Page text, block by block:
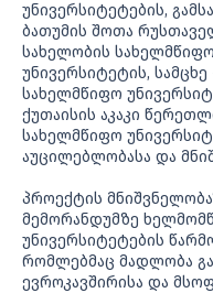
უნივერსიტეტების,
ბათუმის შოთა
სახელობის სახელმწიფო
უნივერსიტეტის, სამცხე
სახელმწიფო
ქუთაისის აკაკი
სახელმწიფო
აუცილებლობასა და
პროექტის
მემორანდუმზე
უნივერსიტეტების
რომლებმაც მადლობა
ევროკავშირისა და